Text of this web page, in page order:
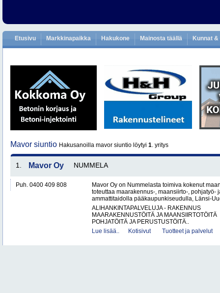
Etusivu Markkinapaikka Hakukone Mainosta täällä Kunnat
Mavor siuntio Hakusanoilla mavor siuntio löytyi 1. yritys
1. Mavor Oy NUMMELA
Puh. 0400 409 808
Mavor Oy on Nummelasta toimiva kokenut
toteuttaa maarakennus-, maansiirto-, pohjatyö-
ammattitaidolla pääkaupunkiseudulla, Länsi-
ALIHANKINTAPALVELUJA - RAKENNUS
MAARAKENNUSTÖITÄ JA MAANSIIRTOTÖITÄ
POHJATÖITÄ JA PERUSTUSTÖITÄ..
Lue lisää..
Kotisivut Tuotteet ja palvelut